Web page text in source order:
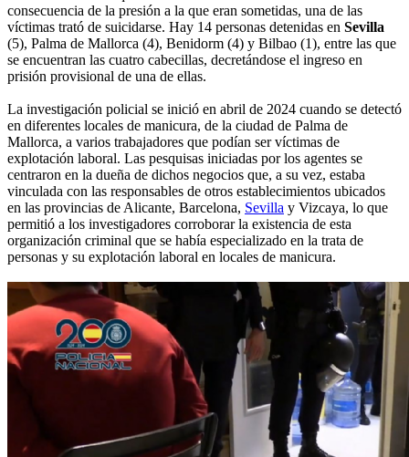
consecuencia de la presión a la que eran sometidas, una de las
víctimas trató de suicidarse. Hay 14 personas detenidas en Sevilla
(5), Palma de Mallorca (4), Benidorm (4) y Bilbao (1), entre las que
se encuentran las cuatro cabecillas, decretándose el ingreso en
prisión provisional de una de ellas.
La investigación policial se inició en abril de 2024 cuando se detectó
en diferentes locales de manicura, de la ciudad de Palma de
Mallorca, a varios trabajadores que podían ser víctimas de
explotación laboral. Las pesquisas iniciadas por los agentes se
centraron en la dueña de dichos negocios que, a su vez, estaba
vinculada con las responsables de otros establecimientos ubicados
en las provincias de Alicante, Barcelona, Sevilla y Vizcaya, lo que
permitió a los investigadores corroborar la existencia de esta
organización criminal que se había especializado en la trata de
personas y su explotación laboral en locales de manicura.